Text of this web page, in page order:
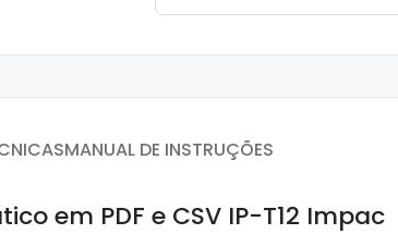
MANUAL DE INSTRUÇÕES
em PDF e CSV IP-T12 Impac